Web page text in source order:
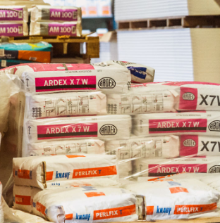
Dom I Ogród
Jak Wybrać Materiały
Praktyczny Przewodnik
17 lutego, 2026 Redaktor